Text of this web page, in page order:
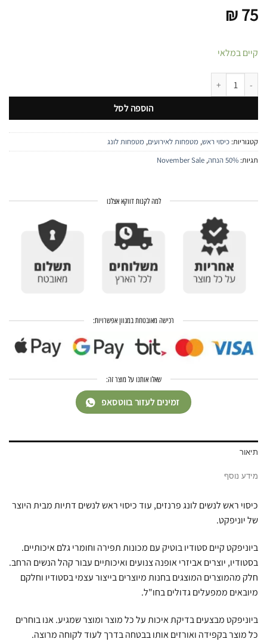
₪75
קיים במלאי
כמות של כיסוי ראש לנשים לונג פרנזים
הוספה לסל
קטגוריות: כיסוי ראש, מטפחות לאירועים, מטפחות לונג
תגיות: 50% הנחה ,
November Sale
למה לקנות דווקא אצלנו
רכישה מאובטחת במגוון אפשרויות:
שאלו אותנו על מוצר זה:
זמינים לעזור בווטסאפ
תיאור
מידע נוסף
כיסוי ראש לנשים לונג פרנזים, עוד כיסוי ראש לנשים דתיות מבית היוצר
של יוניפקט.
ביוניפקט קיים סטודיו בוטיק עם מכונות תפירה וחומרי גלם איכותיים.
בסטודיו, יוצרים אביזרי אופנה צנועים ואיכותיים עבור קהל הנשים הרחב.
חלק מהמוצרים המוצגים בחנות מיוצרים בייצור עצמי בסטודיו וחלקם
מיובאים ממפעלים גדולים בחו"ל.
ביוניפקט מבצעים בדיקת איכות על כל מוצר ומוצר שמגיע. אנו בוחרים
כל מוצר בקפידה ואורזים אותו בבטחה בדרך לעוד לקוחה מרוצה.